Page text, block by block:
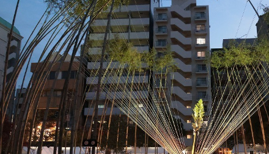
ショッピング
スポーツ
ナイトライフ
世界遺産
定番
歴史・文化
癒し
自然
公式ガイド
トラベル
非日常
安芸
備後
備北
芸北
宮島周辺
山口県東部
日帰り
半日
1泊2日
2泊3日
安芸
備後
備北
芸北
宮島周辺
山口県東部
愛媛県
島根県
ス
通まとめ
混雑状況のお知らせ
周遊チケット
物預かり・配送サービス
HIROSHIMA FREE Wi-Fi
観光案内所
広島県を訪れる外国人旅行者向け情報一覧
ボランティアガイド
ユニバーサルツーリズム
山口県東部
山口県東部
愛媛県
島根県